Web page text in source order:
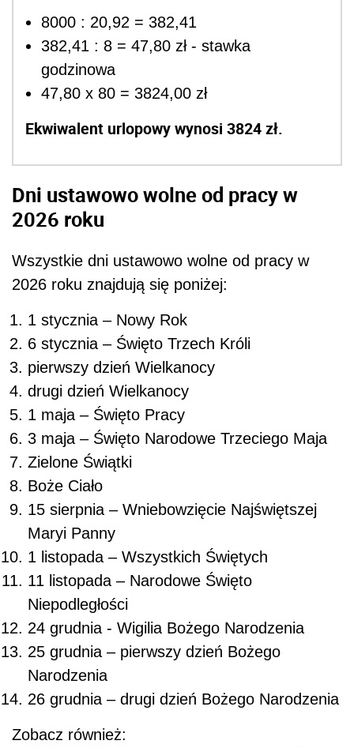
8000 : 20,92 = 382,41
382,41 : 8 = 47,80 zł - stawka
godzinowa
47,80 x 80 = 3824,00 zł
Ekwiwalent urlopowy wynosi 3824 zł.
Dni ustawowo wolne od pracy w
2026 roku
Wszystkie dni ustawowo wolne od pracy w
2026 roku znajdują się poniżej:
1 stycznia – Nowy Rok
6 stycznia – Święto Trzech Króli
pierwszy dzień Wielkanocy
drugi dzień Wielkanocy
1 maja – Święto Pracy
3 maja – Święto Narodowe Trzeciego Maja
Zielone Świątki
Boże Ciało
15 sierpnia – Wniebowzięcie Najświętszej
Maryi Panny
1 listopada – Wszystkich Świętych
11 listopada – Narodowe Święto
Niepodległości
24 grudnia - Wigilia Bożego Narodzenia
25 grudnia – pierwszy dzień Bożego
Narodzenia
26 grudnia – drugi dzień Bożego Narodzenia
Zobacz również: